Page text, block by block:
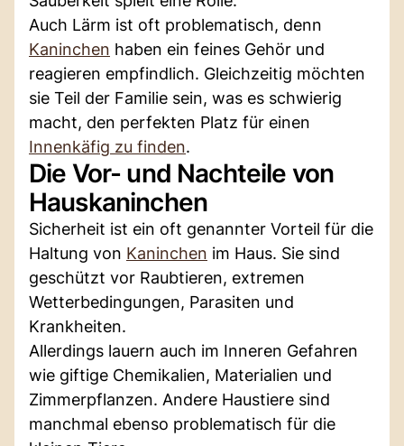
Auch Lärm ist oft problematisch, denn
Kaninchen haben ein feines Gehör und
reagieren empfindlich. Gleichzeitig möchten
sie Teil der Familie sein, was es schwierig
macht, den perfekten Platz für einen
Innenkäfig zu finden.
Die Vor- und Nachteile von
Hauskaninchen
Sicherheit ist ein oft genannter Vorteil für die
Haltung von Kaninchen im Haus. Sie sind
geschützt vor Raubtieren, extremen
Wetterbedingungen, Parasiten und
Krankheiten.
Allerdings lauern auch im Inneren Gefahren
wie giftige Chemikalien, Materialien und
Zimmerpflanzen. Andere Haustiere sind
manchmal ebenso problematisch für die